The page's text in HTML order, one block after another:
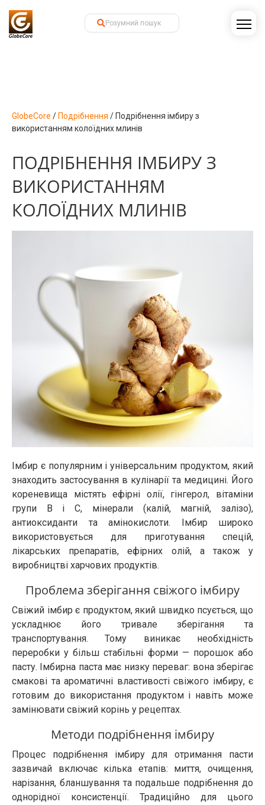
GlobeCore / Подрібнення / Подрібнення імбиру з
використанням колоїдних млинів
ПОДРІБНЕННЯ ІМБИРУ З
ВИКОРИСТАННЯМ
КОЛОЇДНИХ МЛИНІВ
Імбир є популярним і універсальним продуктом, який
знаходить застосування в кулінарії та медицині. Його
кореневища містять ефірні олії, гінгерол, вітаміни
групи B і C, мінерали (калій, магній, залізо),
антиоксиданти та амінокислоти. Імбир широко
використовується для приготування спецій,
лікарських препаратів, ефірних олій, а також у
виробництві харчових продуктів.
Проблема зберігання свіжого імбиру
Свіжий імбир є продуктом, який швидко псується, що
ускладнює його тривале зберігання та
транспортування. Тому виникає необхідність
переробки у більш стабільні форми — порошок або
пасту. Імбирна паста має низку переваг: вона зберігає
смакові та ароматичні властивості свіжого імбиру, є
готовим до використання продуктом і навіть може
замінювати свіжий корінь у рецептах.
Методи подрібнення імбиру
Процес подрібнення імбиру для отримання пасти
зазвичай включає кілька етапів: миття, очищення,
нарізання, бланшування та подальше подрібнення до
однорідної консистенції. Традиційно для цього